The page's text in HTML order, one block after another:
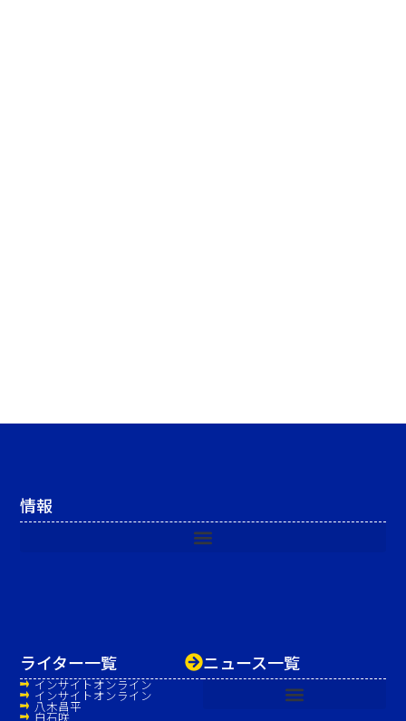
ニュース一覧
ライター一覧
インサイトオンライン
インサイトオンライン
八木昌平
白石咲
情報